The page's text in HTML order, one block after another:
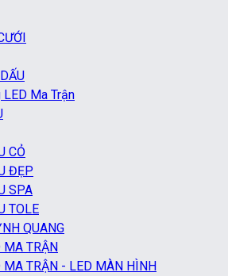
Ma Trận
CỎ
ĐẸP
SPA
TOLE
QUANG
MA TRẬN
MA TRẬN - LED MÀN HÌNH